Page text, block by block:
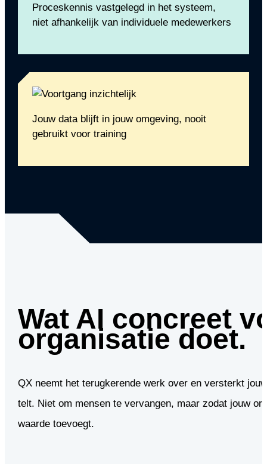
Proceskennis vastgelegd in het systeem,
niet afhankelijk van individuele medewerkers
Jouw data blijft in jouw omgeving, nooit
gebruikt voor training
Wat AI concreet
organisatie doet.
QX neemt het terugkerende werk over en versterkt
telt. Niet om mensen te vervangen, maar zodat jouw
waarde toevoegt.